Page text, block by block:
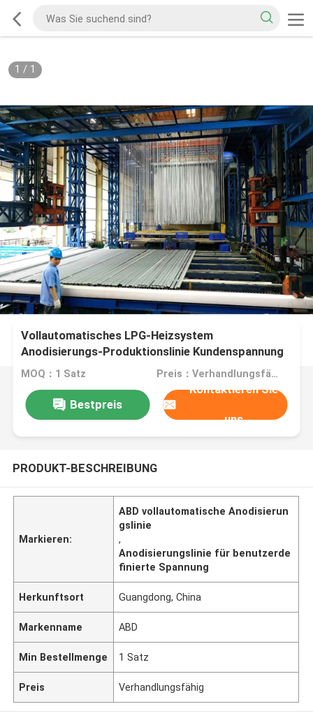
1 / 1
Vollautomatisches LPG-Heizsystem
Anodisierungs-Produktionslinie Kundenspannung
MOQ：1 Satz Preis：Verhandlungsfähig
Bestpreis
Kontaktieren Sie
uns
PRODUKT-BESCHREIBUNG
Markieren:
ABD vollautomatische Anodisierun
gslinie
,
Anodisierungslinie für benutzerde
finierte Spannung
Herkunftsort Guangdong, China
Markenname ABD
Min Bestellmenge 1 Satz
Preis Verhandlungsfähig